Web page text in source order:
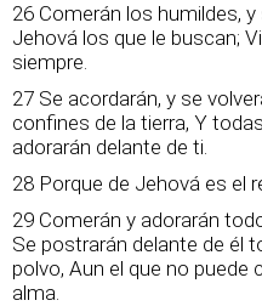
26 Comerán los humildes,
Jehová los que le buscan;
siempre.
27 Se acordarán, y se
confines de la tierra, Y
adorarán delante de ti.
28 Porque de Jehová es el
29 Comerán y adorarán
Se postrarán delante de él
polvo, Aun el que no puede
alma.